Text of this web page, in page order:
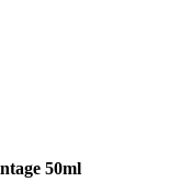
50ml